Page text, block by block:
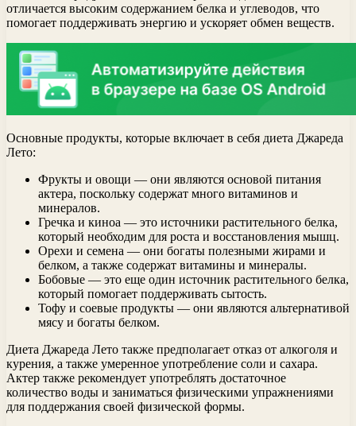
отличается высоким содержанием белка и углеводов, что
помогает поддерживать энергию и ускоряет обмен веществ.
Основные продукты, которые включает в себя диета Джареда
Лето:
Фрукты и овощи — они являются основой питания
актера, поскольку содержат много витаминов и
минералов.
Гречка и киноа — это источники растительного белка,
который необходим для роста и восстановления мышц.
Орехи и семена — они богаты полезными жирами и
белком, а также содержат витамины и минералы.
Бобовые — это еще один источник растительного белка,
который помогает поддерживать сытость.
Тофу и соевые продукты — они являются альтернативой
мясу и богаты белком.
Диета Джареда Лето также предполагает отказ от алкоголя и
курения, а также умеренное употребление соли и сахара.
Актер также рекомендует употреблять достаточное
количество воды и заниматься физическими упражнениями
для поддержания своей физической формы.